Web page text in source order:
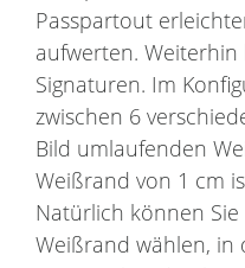
Passpartout
aufwerten.
Signaturen. Im
zwischen 6
Bild umlaufenden
Weißrand von 1 cm
Natürlich können
Weißrand wählen, in